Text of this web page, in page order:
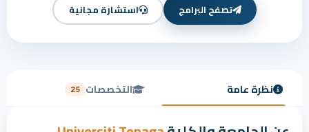
تصفح البرامج استشارة مجانية
نظرة عامة التخصصات 25